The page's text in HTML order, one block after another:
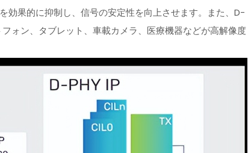
効果的に抑制し、信号の安定性を向上させます。また、D-
ォン、タブレット、車載カメラ、医療機器などが高解像度